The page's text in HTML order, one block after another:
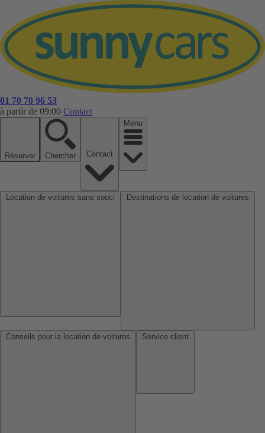
01 70 70 96 53
à partir de 09:00 Contact
Réserver Chercher
Menu